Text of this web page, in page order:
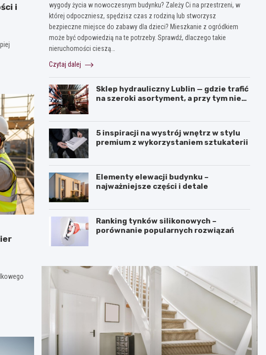
i
wygody życia w nowoczesnym budynku? Zależy Ci na przestrzeni, w
której odpoczniesz, spędzisz czas z rodziną lub stworzysz
bezpieczne miejsce do zabawy dla dzieci? Mieszkanie z ogródkiem
może być odpowiedzią na te potrzeby. Sprawdź, dlaczego takie
nieruchomości cieszą…
Czytaj dalej
Sklep hydrauliczny Lublin — gdzie trafić
na szeroki asortyment, a przy tym nie
5 inspiracji na wystrój wnętrz w stylu
premium z wykorzystaniem sztukaterii
Elementy elewacji budynku –
najważniejsze części i detale
Ranking tynków silikonowych –
porównanie popularnych rozwiązań